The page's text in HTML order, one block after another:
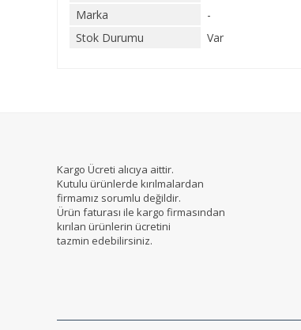
Marka
-
Stok Durumu
Var
Kargo Ücreti alıcıya aittir.
Kutulu ürünlerde kırılmalardan
firmamız sorumlu değildir.
Ürün faturası ile kargo firmasından
kırılan ürünlerin ücretini
tazmin edebilirsiniz.